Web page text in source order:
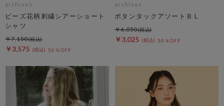
archives
ビーズ花柄刺繍シアーショート
シャツ
￥3,575 50％OFF
￥7,150
archives
ボタンタックアソートＢＬ
￥3,025 50％OFF
￥6,050